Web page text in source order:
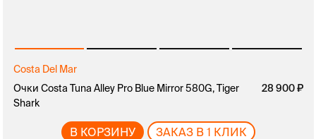
Costa Del Mar
Очки Costa Tuna Alley Pro Blue Mirror 580G, Tiger
Shark
28 900
В КОРЗИНУ ЗАКАЗ В 1 КЛИК